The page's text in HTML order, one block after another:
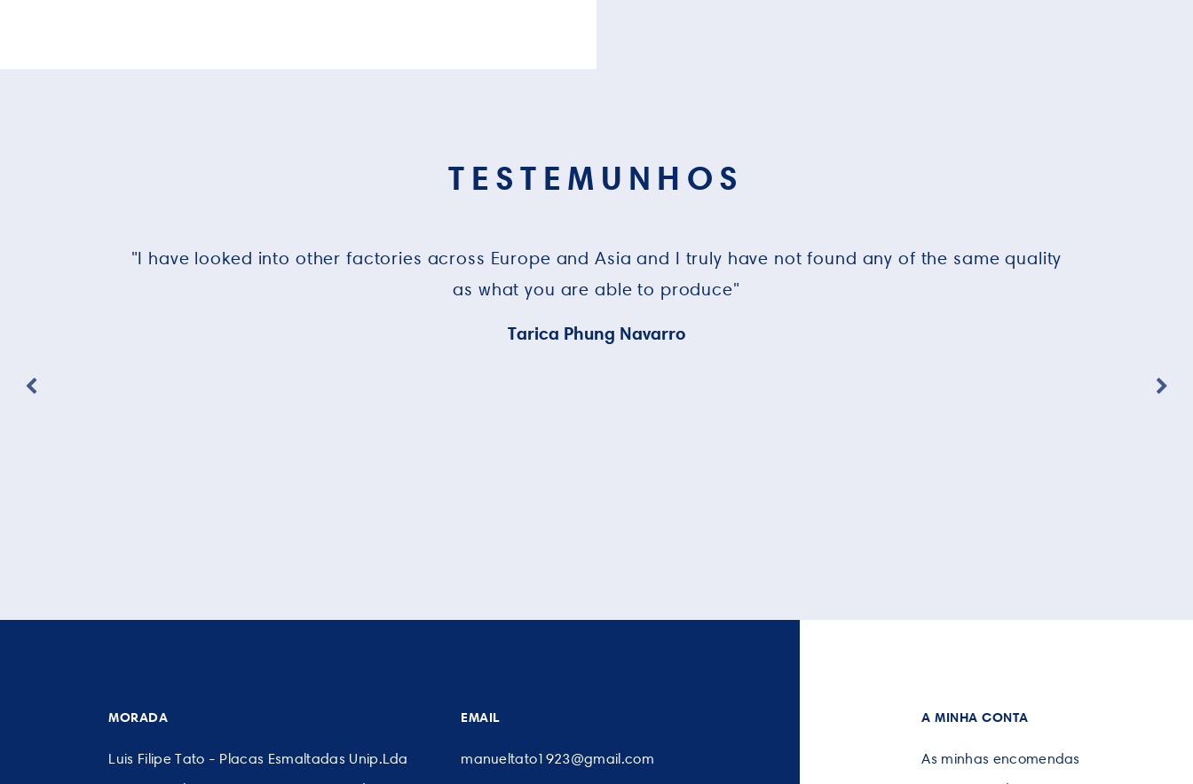
TESTEMUNHOS
"I have looked into other factories across Europe and Asia and I truly have not found any of the same quality
as what you are able to produce"
Tarica Phung Navarro
MORADA
Luis Filipe Tato - Placas Esmaltadas Unip.Lda
EMAIL
manueltato1923@gmail.com
A MINHA CONTA
As minhas encomendas